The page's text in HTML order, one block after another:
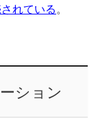
れている 。
ション